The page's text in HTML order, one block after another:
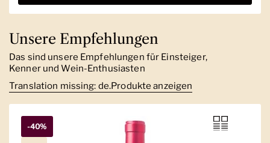
Unsere Empfehlungen
Das sind unsere Empfehlungen für Einsteiger,
Kenner und Wein-Enthusiasten
Translation missing: de.Produkte anzeigen
-40%